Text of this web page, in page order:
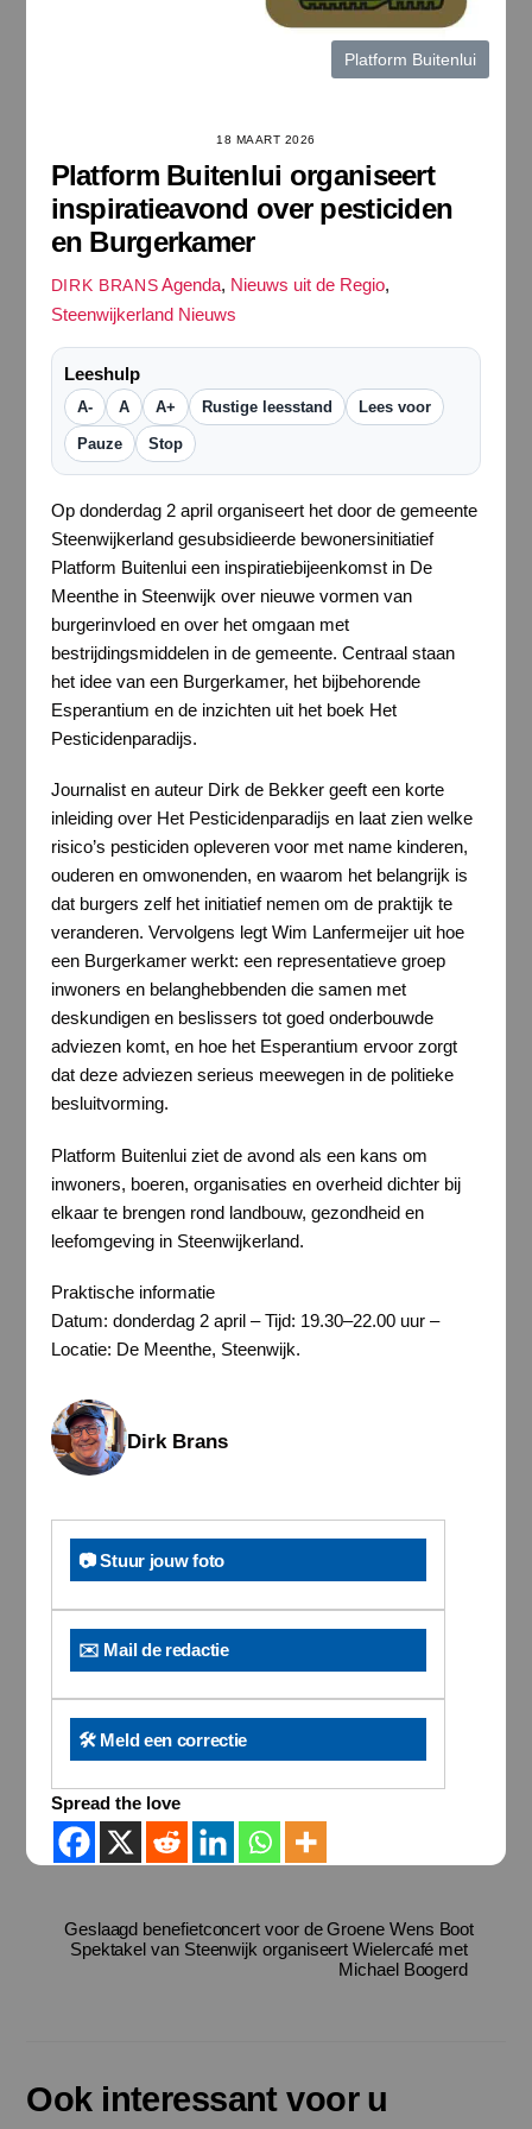
Platform Buitenlui
18 MAART 2026
Platform Buitenlui organiseert
inspiratieavond over pesticiden
en Burgerkamer
DIRK BRANS Agenda, Nieuws uit de Regio,
Steenwijkerland Nieuws
Leeshulp
A- A A+ Rustige leesstand Lees voor
Pauze Stop
Op donderdag 2 april organiseert het door de gemeente
Steenwijkerland gesubsidieerde bewonersinitiatief
Platform Buitenlui een inspiratiebijeenkomst in De
Meenthe in Steenwijk over nieuwe vormen van
burgerinvloed en over het omgaan met
bestrijdingsmiddelen in de gemeente. Centraal staan
het idee van een Burgerkamer, het bijbehorende
Esperantium en de inzichten uit het boek Het
Pesticidenparadijs.
Journalist en auteur Dirk de Bekker geeft een korte
inleiding over Het Pesticidenparadijs en laat zien welke
risico’s pesticiden opleveren voor met name kinderen,
ouderen en omwonenden, en waarom het belangrijk is
dat burgers zelf het initiatief nemen om de praktijk te
veranderen. Vervolgens legt Wim Lanfermeijer uit hoe
een Burgerkamer werkt: een representatieve groep
inwoners en belanghebbenden die samen met
deskundigen en beslissers tot goed onderbouwde
adviezen komt, en hoe het Esperantium ervoor zorgt
dat deze adviezen serieus meewegen in de politieke
besluitvorming.
Platform Buitenlui ziet de avond als een kans om
inwoners, boeren, organisaties en overheid dichter bij
elkaar te brengen rond landbouw, gezondheid en
leefomgeving in Steenwijkerland.
Praktische informatie
Datum: donderdag 2 april – Tijd: 19.30–22.00 uur –
Locatie: De Meenthe, Steenwijk.
Dirk Brans
📷 Stuur jouw foto
✉️ Mail de redactie
🛠️ Meld een correctie
Spread the love
Geslaagd benefietconcert voor de Groene Wens Boot
Spektakel van Steenwijk organiseert Wielercafé met
Michael Boogerd
Ook interessant voor u